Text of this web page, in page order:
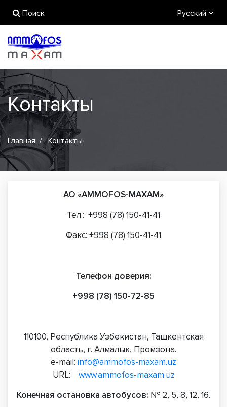
Поиск Русский
Контакты
Главная Контакты
АО «AMMOFOS-MAXAM»
Тел.: +998 (78) 150-41-41
Факс: +998 (78) 150-41-41
Телефон доверия:
+998 (78) 150-72-85
110100, Республика Узбекистан, Ташкентская
область, г. Алмалык, Промзона.
e-mail: info@ammofos-maxam.uz
URL: www.ammofos-maxam.uz
Конечная остановка автобусов: № 2, 5, 8, 12, 16.